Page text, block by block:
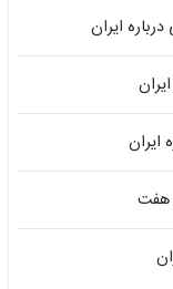
ایران
ایران
هفت